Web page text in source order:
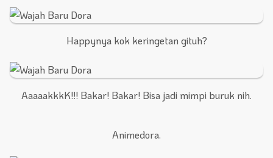
Happynya kok keringetan gituh?
AaaaakkkK!!! Bakar! Bakar! Bisa jadi mimpi buruk nih.
Animedora.